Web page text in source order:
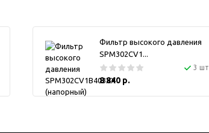
Фильтр высокого давления
SPM302CV1...
3 шт
8 840 р.